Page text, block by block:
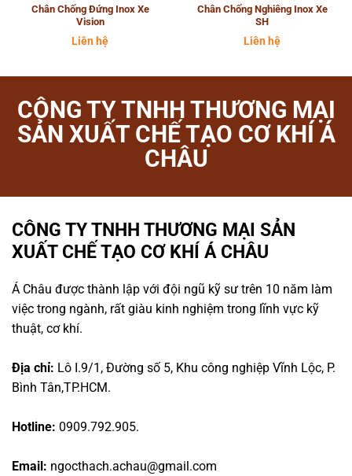
Chân Chống Đứng Inox Xe
Vision
Liên hệ
Chân Chống Nghiêng Inox Xe
SH
Liên hệ
CÔNG TY TNHH THƯƠNG MẠI
SẢN XUẤT CHẾ TẠO CƠ KHÍ Á
CHÂU
CÔNG TY TNHH THƯƠNG MẠI SẢN
XUẤT CHẾ TẠO CƠ KHÍ Á CHÂU
Á Châu được thành lập với đội ngũ kỹ sư trên 10 năm làm
việc trong ngành, rất giàu kinh nghiệm trong lĩnh vực kỹ
thuật, cơ khí.
Địa chỉ: Lô I.9/1, Đường số 5, Khu công nghiệp Vĩnh Lộc, P.
Bình Tân,TP.HCM.
Hotline: 0909.792.905.
Email: ngocthach.achau@gmail.com